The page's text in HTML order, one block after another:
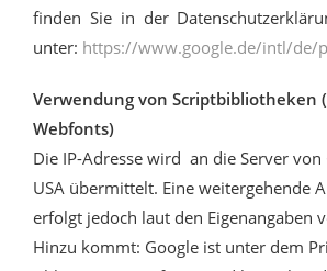
finden Sie in der
unter: https://www.google.de/intl/de/
Verwendung von Scriptbibliotheken
Webfonts)
Die IP-Adresse wird an die Server von
USA übermittelt. Eine weitergehende
erfolgt jedoch laut den Eigenangaben
Hinzu kommt: Google ist unter dem